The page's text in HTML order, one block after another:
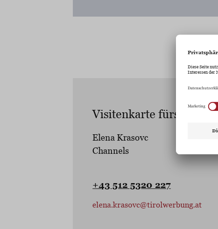
Visitenkarte fürs Handy
Elena Krasovc
Channels
+43 512 5320 227
elena.krasovc@tirolwerbung.at